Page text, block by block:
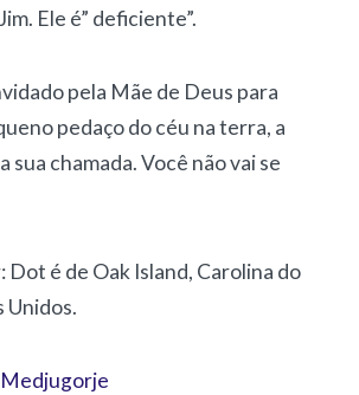
Ele é” deficiente”.
pela Mãe de Deus para
pedaço do céu na terra, a
sua chamada. Você não vai se
Dot é de Oak Island, Carolina do
Unidos.